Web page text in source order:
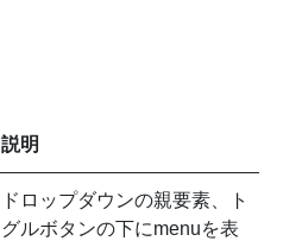
説明
ドロップダウンの親要素、ト
グルボタンの下にmenuを表